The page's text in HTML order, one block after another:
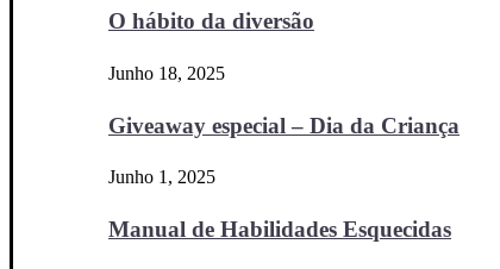
O hábito da diversão
Junho 18, 2025
Giveaway especial – Dia da Criança
Junho 1, 2025
Manual de Habilidades Esquecidas